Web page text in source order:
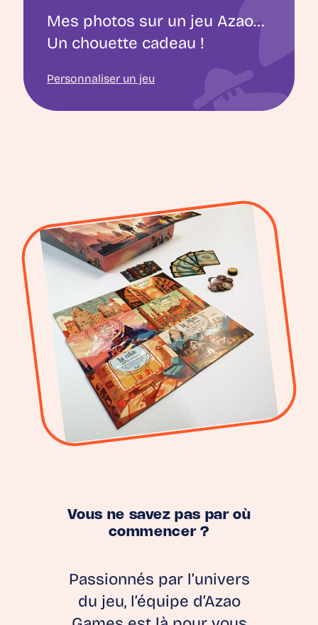
Mes photos sur un jeu Azao…
Un chouette cadeau !
Personnaliser un jeu
Vous ne savez pas par où
commencer ?
Passionnés par l’univers
du jeu, l’équipe d’Azao